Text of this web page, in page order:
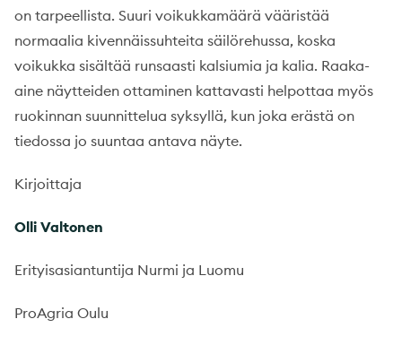
on tarpeellista. Suuri voikukkamäärä vääristää
normaalia kivennäissuhteita säilörehussa, koska
voikukka sisältää runsaasti kalsiumia ja kalia. Raaka-
aine näytteiden ottaminen kattavasti helpottaa myös
ruokinnan suunnittelua syksyllä, kun joka erästä on
tiedossa jo suuntaa antava näyte.
Kirjoittaja
Olli Valtonen
Erityisasiantuntija Nurmi ja Luomu
ProAgria Oulu